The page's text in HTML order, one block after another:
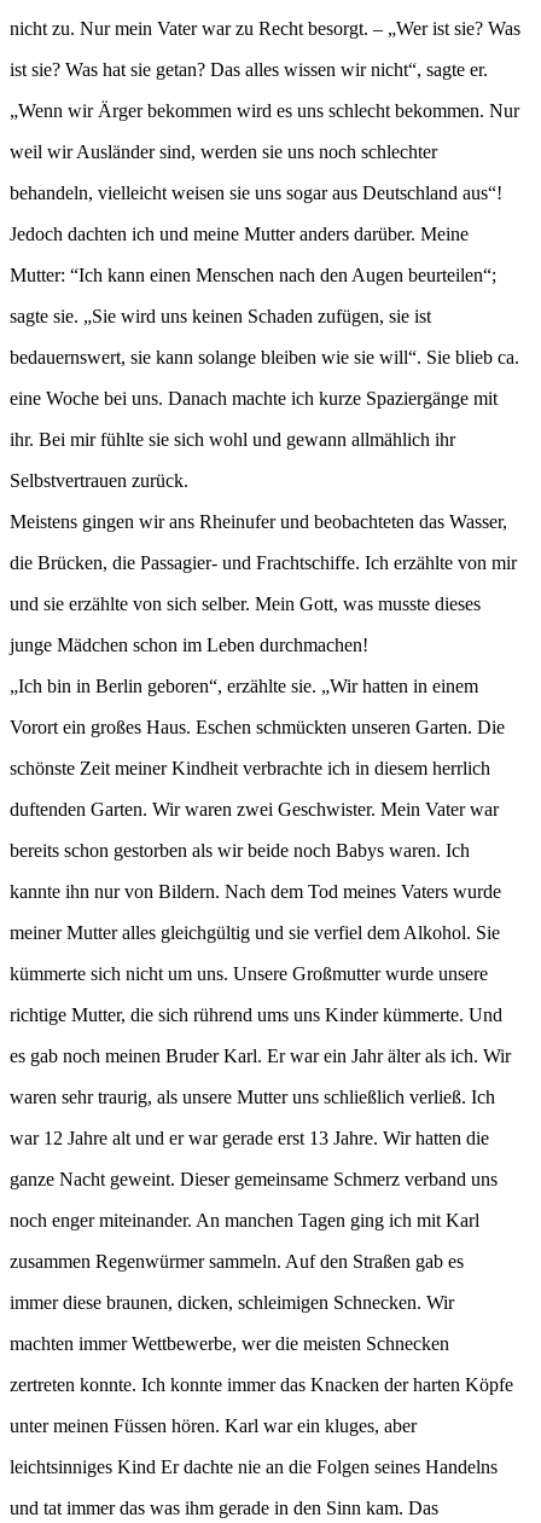
nicht zu. Nur mein Vater war zu Recht besorgt. – „Wer ist sie? Was
ist sie? Was hat sie getan? Das alles wissen wir nicht“, sagte er.
„Wenn wir Ärger bekommen wird es uns schlecht bekommen. Nur
weil wir Ausländer sind, werden sie uns noch schlechter
behandeln, vielleicht weisen sie uns sogar aus Deutschland aus“!
Jedoch dachten ich und meine Mutter anders darüber. Meine
Mutter: “Ich kann einen Menschen nach den Augen beurteilen“;
sagte sie. „Sie wird uns keinen Schaden zufügen, sie ist
bedauernswert, sie kann solange bleiben wie sie will“. Sie blieb ca.
eine Woche bei uns. Danach machte ich kurze Spaziergänge mit
ihr. Bei mir fühlte sie sich wohl und gewann allmählich ihr
Selbstvertrauen zurück.
Meistens gingen wir ans Rheinufer und beobachteten das Wasser,
die Brücken, die Passagier- und Frachtschiffe. Ich erzählte von mir
und sie erzählte von sich selber. Mein Gott, was musste dieses
junge Mädchen schon im Leben durchmachen!
„Ich bin in Berlin geboren“, erzählte sie. „Wir hatten in einem
Vorort ein großes Haus. Eschen schmückten unseren Garten. Die
schönste Zeit meiner Kindheit verbrachte ich in diesem herrlich
duftenden Garten. Wir waren zwei Geschwister. Mein Vater war
bereits schon gestorben als wir beide noch Babys waren. Ich
kannte ihn nur von Bildern. Nach dem Tod meines Vaters wurde
meiner Mutter alles gleichgültig und sie verfiel dem Alkohol. Sie
kümmerte sich nicht um uns. Unsere Großmutter wurde unsere
richtige Mutter, die sich rührend ums uns Kinder kümmerte. Und
es gab noch meinen Bruder Karl. Er war ein Jahr älter als ich. Wir
waren sehr traurig, als unsere Mutter uns schließlich verließ. Ich
war 12 Jahre alt und er war gerade erst 13 Jahre. Wir hatten die
ganze Nacht geweint. Dieser gemeinsame Schmerz verband uns
noch enger miteinander. An manchen Tagen ging ich mit Karl
zusammen Regenwürmer sammeln. Auf den Straßen gab es
immer diese braunen, dicken, schleimigen Schnecken. Wir
machten immer Wettbewerbe, wer die meisten Schnecken
zertreten konnte. Ich konnte immer das Knacken der harten Köpfe
unter meinen Füssen hören. Karl war ein kluges, aber
leichtsinniges Kind Er dachte nie an die Folgen seines Handelns
und tat immer das was ihm gerade in den Sinn kam. Das